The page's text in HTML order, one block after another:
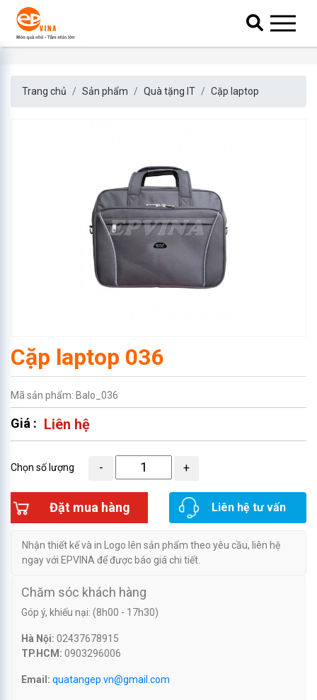
Trang chủ Sản phẩm Quà tặng IT Cặp laptop
Cặp laptop 036
Mã sản phẩm: Balo_036
Giá : Liên hệ
Chọn số lượng
Đặt mua hàng Liên hệ tư vấn
Nhận thiết kế và in Logo lên sản phẩm theo yêu cầu, liên hệ
ngay với EPVINA để được báo giá chi tiết.
Chăm sóc khách hàng
Góp ý, khiếu nại: (8h00 - 17h30)
Hà Nội: 02437678915
TP.HCM: 0903296006
Email: quatangep.vn@gmail.com